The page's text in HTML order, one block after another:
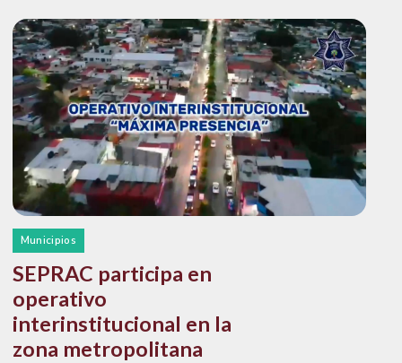
Municipios
SEPRAC participa en
operativo
interinstitucional en la
zona metropolitana